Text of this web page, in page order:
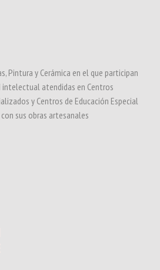
Pintura y Cerámica en el que participan
intelectual atendidas en Centros
y Centros de Educación Especial
sus obras artesanales